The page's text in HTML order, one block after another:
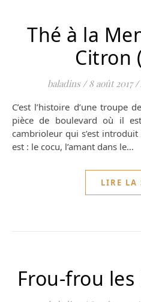
Thé à la
Citron
baladins / 8 août 2017 /
C’est l’histoire d’une troupe de comédiens qui répète une
pièce de boulevard où il
cambrioleur qui s’est
est : le cocu, l’amant dans le…
LIRE LA
Frou-frou les